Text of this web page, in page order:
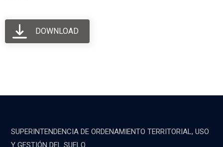
DOWNLOAD
SUPERINTENDENCIA DE ORDENAMIENTO TERRITORIAL, USO
Y GESTIÓN DEL SUELO